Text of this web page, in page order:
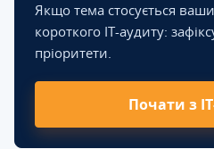
Якщо тема стосується
короткого IT-аудиту:
пріоритети.
Почати з